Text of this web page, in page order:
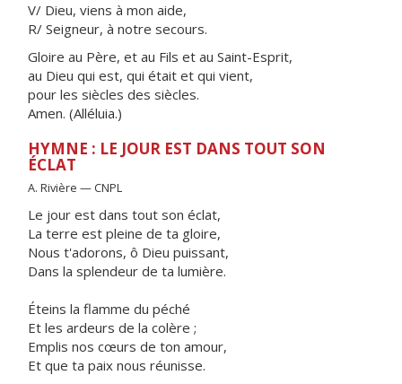
V/ Dieu, viens à mon aide,
R/ Seigneur, à notre secours.
Gloire au Père, et au Fils et au Saint-Esprit,
au Dieu qui est, qui était et qui vient,
pour les siècles des siècles.
Amen. (Alléluia.)
HYMNE : LE JOUR EST DANS TOUT SON
ÉCLAT
A. Rivière — CNPL
Le jour est dans tout son éclat,
La terre est pleine de ta gloire,
Nous t'adorons, ô Dieu puissant,
Dans la splendeur de ta lumière.
Éteins la flamme du péché
Et les ardeurs de la colère ;
Emplis nos cœurs de ton amour,
Et que ta paix nous réunisse.